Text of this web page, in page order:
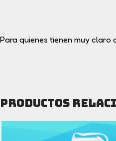
Para quienes tienen muy
Productos